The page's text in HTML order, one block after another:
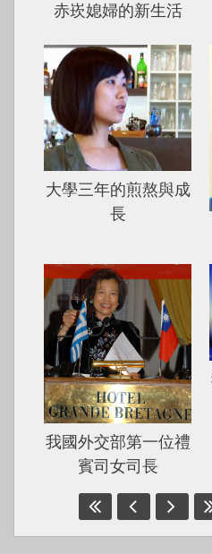
赤崁媳婦的新生活
大學三年的煎熬與成
長
我國外交部第一位禮
賓司女司長